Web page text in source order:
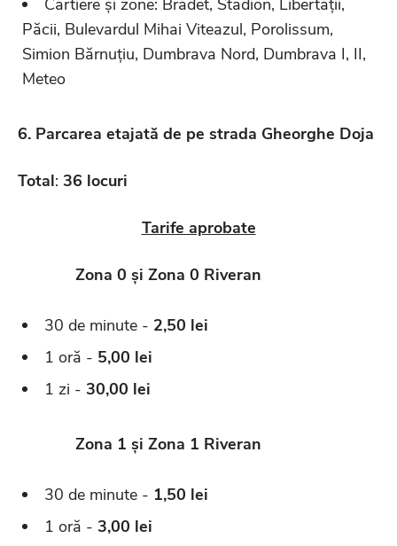
Cartiere și zone: Brădet, Stadion, Libertății,
Păcii, Bulevardul Mihai Viteazul, Porolissum,
Simion Bărnuțiu, Dumbrava Nord, Dumbrava I, II,
Meteo
6. Parcarea etajată de pe strada Gheorghe Doja
Total: 36 locuri
Tarife aprobate
Zona 0 și Zona 0 Riveran
30 de minute - 2,50 lei
1 oră - 5,00 lei
1 zi - 30,00 lei
Zona 1 și Zona 1 Riveran
30 de minute - 1,50 lei
1 oră - 3,00 lei